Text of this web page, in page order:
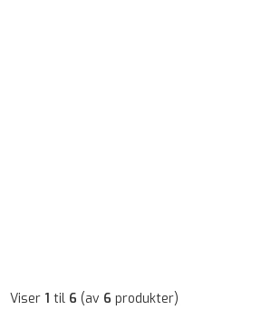
Viser 1 til 6 (av 6 produkter)